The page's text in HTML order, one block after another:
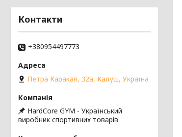
Контакти
+380954497773
Петра Каракая, 32а, Калуш, Україна
HardCore GYM - Український
виробник спортивних товарів